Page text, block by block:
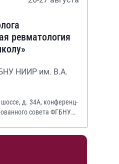
ревматология
НИИР им. В.А.
д. 34А, конференц-
совета ФГБНУ